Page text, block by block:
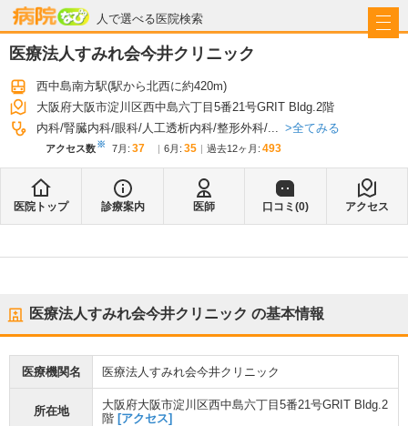
人で選べる医院検索
病院なび
医療法人すみれ会今井クリニック
西中島南方駅(駅から北西に約420m)
大阪府大阪市淀川区西中島六丁目5番21号GRIT Bldg.2階
内科 腎臓内科 眼科 人工透析内科 整形外科 ... 全てみる
アクセス数※ 7月 : 37 6月 : 35 過去12ヶ月: 493
医院トップ 診療案内 医師 口コミ(0) アクセス
医療法人すみれ会今井クリニック の基本情報
医療機関名 医療法人すみれ会今井クリニック
所在地
大阪府大阪市淀川区西中島六丁目5番21号GRIT Bldg.2
階 [アクセス]